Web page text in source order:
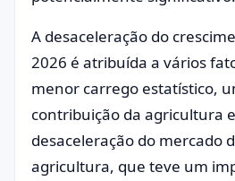
A desaceleração do
2026 é atribuída a vários
menor carrego estatístico,
contribuição da agricultura
desaceleração do mercado
agricultura, que teve um